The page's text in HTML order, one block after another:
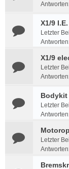
X1/9
Letzter
X1/9
Letzter
Bodykit
Letzter
Letzter